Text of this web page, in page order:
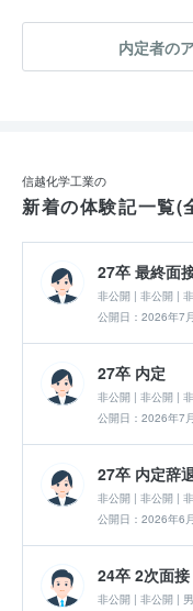
内定者の
信越化学工業の
新着の体験記一覧(
27卒 最終面
非公開 | 非公開 |
公開日：2026年7
27卒 内定
非公開 | 非公開 |
公開日：2026年7
27卒 内定辞
非公開 | 非公開 |
公開日：2026年6
24卒 2次面接
非公開 | 非公開 |